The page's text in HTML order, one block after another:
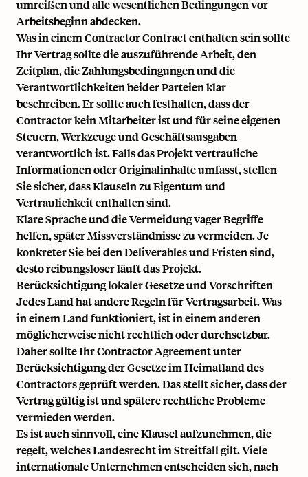
umreißen und alle wesentlichen Bedingungen vor
Arbeitsbeginn abdecken.
Was in einem Contractor Contract enthalten sein sollte
Ihr Vertrag sollte die auszuführende Arbeit, den
Zeitplan, die Zahlungsbedingungen und die
Verantwortlichkeiten beider Parteien klar
beschreiben. Er sollte auch festhalten, dass der
Contractor kein Mitarbeiter ist und für seine eigenen
Steuern, Werkzeuge und Geschäftsausgaben
verantwortlich ist. Falls das Projekt vertrauliche
Informationen oder Originalinhalte umfasst, stellen
Sie sicher, dass Klauseln zu Eigentum und
Vertraulichkeit enthalten sind.
Klare Sprache und die Vermeidung vager Begriffe
helfen, später Missverständnisse zu vermeiden. Je
konkreter Sie bei den Deliverables und Fristen sind,
desto reibungsloser läuft das Projekt.
Berücksichtigung lokaler Gesetze und Vorschriften
Jedes Land hat andere Regeln für Vertragsarbeit. Was
in einem Land funktioniert, ist in einem anderen
möglicherweise nicht rechtlich oder durchsetzbar.
Daher sollte Ihr Contractor Agreement unter
Berücksichtigung der Gesetze im Heimatland des
Contractors geprüft werden. Das stellt sicher, dass der
Vertrag gültig ist und spätere rechtliche Probleme
vermieden werden.
Es ist auch sinnvoll, eine Klausel aufzunehmen, die
regelt, welches Landesrecht im Streitfall gilt. Viele
internationale Unternehmen entscheiden sich, nach